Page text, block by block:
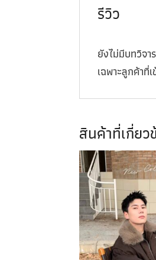
รีวิว
ยังไม่มีบทวิจ
เฉพาะลูกค้าที่
สินค้าที่เกี่ยว